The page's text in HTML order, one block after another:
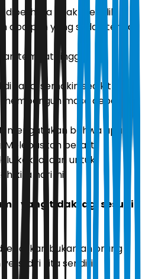
tidak memiliki
pun yang sudah terjadi.
tempat tinggal.
sana, semakin sedikit
masa depan.
mengatakan bahwa apa
Melepaskan berarti
kekuasaan untuk
kita hari ini.
yang tidak lagi sesuai
bukanlah orang
diri kita sendiri.